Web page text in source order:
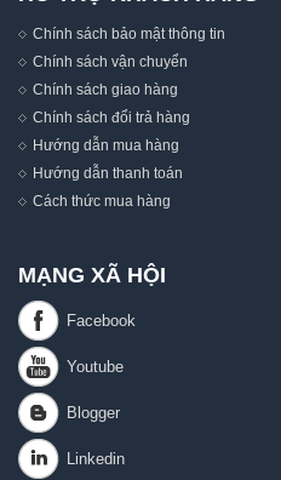
Chính sách bảo mật thông tin
Chính sách vận chuyển
Chính sách giao hàng
Chính sách đổi trả hàng
Hướng dẫn mua hàng
Hướng dẫn thanh toán
Cách thức mua hàng
MẠNG XÃ HỘI